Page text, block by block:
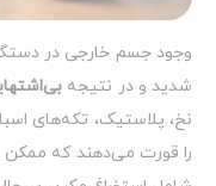
وجود جسم خارجی در
شدید و در نتیجه
نخ، پلاستیک، تکه‌های
را قورت می‌دهند که ممکن